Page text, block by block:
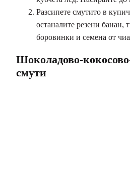
Разсипете смутито в
останалите резени банан,
боровинки и семена от
Шоколадово-
смути